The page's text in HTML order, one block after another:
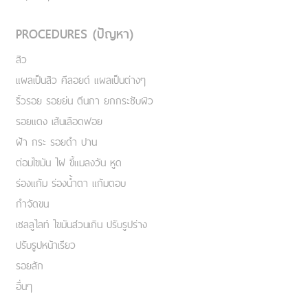
PROCEDURES (ปัญหา)
สิว
แผลเป็นสิว คีลอยด์ แผลเป็นต่างๆ
ริ้วรอย รอยย่น ตีนกา ยกกระชับผิว
รอยแดง เส้นเลือดฟอย
ฝ้า กระ รอยดำ ปาน
ต่อมไขมัน ไฝ ขี้แมลงวัน หูด
ร่องแก้ม ร่องน้ำตา แก้มตอบ
กำจัดขน
เชลลูไลท์ ไขมันส่วนเกิน ปรับรูปร่าง
ปรับรูปหน้าเรียว
รอยสัก
อื่นๆ